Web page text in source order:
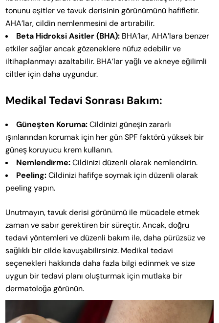
tonunu eşitler ve tavuk derisinin görünümünü hafifletir.
AHA’lar, cildin nemlenmesini de artırabilir.
Beta Hidroksi Asitler (BHA): BHA’lar, AHA’lara benzer
etkiler sağlar ancak gözeneklere nüfuz edebilir ve
iltihaplanmayı azaltabilir. BHA’lar yağlı ve akneye eğilimli
ciltler için daha uygundur.
Medikal Tedavi Sonrası Bakım:
Güneşten Koruma:Cildinizi güneşin zararlı
ışınlarından korumak için her gün SPF faktörü yüksek bir
güneş koruyucu krem kullanın.
Nemlendirme:Cildinizi düzenli olarak nemlendirin.
Peeling:Cildinizi hafifçe soymak için düzenli olarak
peeling yapın.
Unutmayın, tavuk derisi görünümü ile mücadele etmek
zaman ve sabır gerektiren bir süreçtir. Ancak, doğru
tedavi yöntemleri ve düzenli bakım ile, daha pürüzsüz ve
sağlıklı bir cilde kavuşabilirsiniz. Medikal tedavi
seçenekleri hakkında daha fazla bilgi edinmek ve size
uygun bir tedavi planı oluşturmak için mutlaka bir
dermatoloğa görünün.